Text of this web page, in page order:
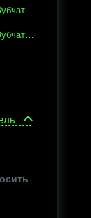
Электропровод, Зубчатая рейка
Электропровод, Зубчатая рейка, Винтовые ручки